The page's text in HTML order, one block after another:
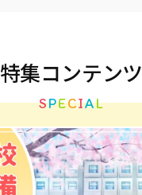
特集コンテンツ
SPECIAL